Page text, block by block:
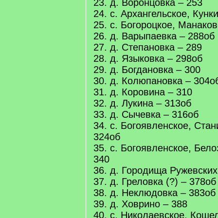
23. д. Воронцовка – 253
24. с. Архангельское,
25. с. Богороцкое,
26. д. Варыпаевка – 288об
27. д. Степановка – 289
28. д. Языковка – 298об
29. д. Богдановка – 300
30. д. Колюпановка –
31. д. Коровина – 310
32. д. Лукина – 313об
33. д. Сычевка – 316об
34. с. Богоявленское,
324об
35. с. Богоявленское,
340
36. д. Городища
37. д. Греловка (?) – 378об
38. д. Неклюдовка – 383об
39. д. Ховрино – 388
40. с. Николаевское,